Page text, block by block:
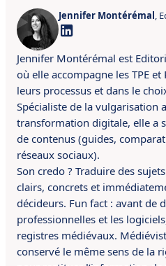
Jennifer Montérémal ,
Jennifer Montérémal est
où elle accompagne les TPE
leurs processus et dans le
Spécialiste de la vulgarisation
transformation digitale, elle a
de contenus (guides,
réseaux sociaux).
Son credo ? Traduire des
clairs, concrets et
décideurs. Fun fact : avant de
professionnelles et les
registres médiévaux.
conservé le même sens de la